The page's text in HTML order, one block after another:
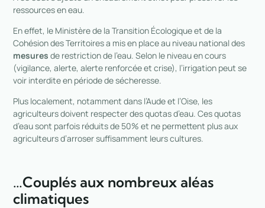
ressources en eau.
En effet, le Ministère de la Transition Écologique et de la
Cohésion des Territoires a mis en place au niveau national des
mesures de restriction de l’eau. Selon le niveau en cours
(vigilance, alerte, alerte renforcée et crise), l’irrigation peut se
voir interdite en période de sécheresse.
Plus localement, notamment dans l’Aude et l’Oise, les
agriculteurs doivent respecter des quotas d’eau. Ces quotas
d’eau sont parfois réduits de 50% et ne permettent plus aux
agriculteurs d’arroser suffisamment leurs cultures.
…Couplés aux nombreux aléas
climatiques